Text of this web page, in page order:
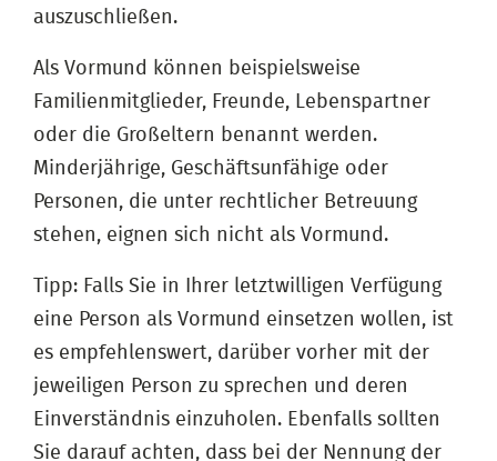
auszuschließen.
Als Vormund können beispielsweise
Familienmitglieder, Freunde, Lebenspartner
oder die Großeltern benannt werden.
Minderjährige, Geschäftsunfähige oder
Personen, die unter rechtlicher Betreuung
stehen, eignen sich nicht als Vormund.
Tipp: Falls Sie in Ihrer letztwilligen Verfügung
eine Person als Vormund einsetzen wollen, ist
es empfehlenswert, darüber vorher mit der
jeweiligen Person zu sprechen und deren
Einverständnis einzuholen. Ebenfalls sollten
Sie darauf achten, dass bei der Nennung der